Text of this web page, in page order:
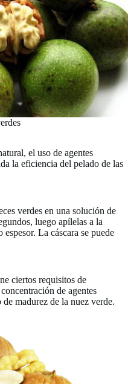
el uso de agentes
la eficiencia del pelado de las
verdes en una solución de
luego apílelas a la
La cáscara se puede
ciertos requisitos de
de agentes
madurez de la nuez verde.